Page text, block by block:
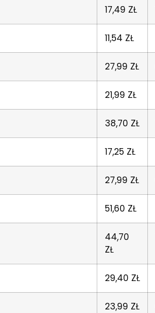
17,49 ZŁ
11,54 ZŁ
27,99 ZŁ
21,99 ZŁ
38,70 ZŁ
17,25 ZŁ
27,99 ZŁ
51,60 ZŁ
44,70
ZŁ
29,40 ZŁ
23,99 ZŁ